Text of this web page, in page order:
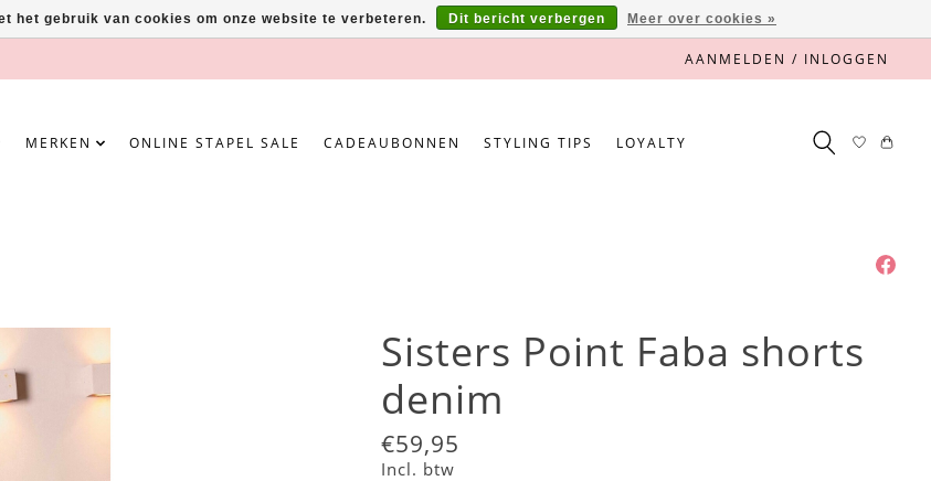
AANMELDEN / INLOGGEN
MERKEN ONLINE STAPEL SALE CADEAUBONNEN STYLING TIPS LOYALTY
Sisters Point Faba shorts
denim
€59,95
Incl. btw
het gebruik van cookies om onze website te verbeteren. Dit bericht verbergen Meer over cookies »